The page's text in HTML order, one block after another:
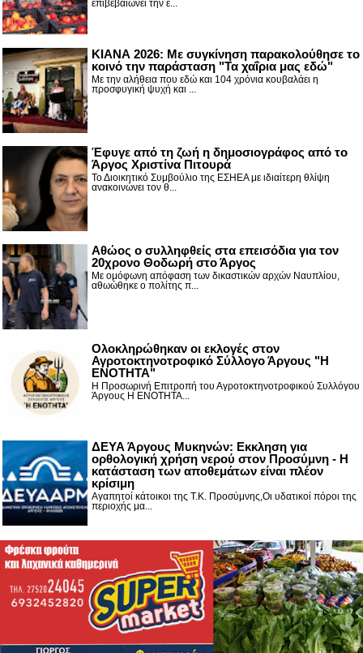
επιβεβαιώνει την έ...
ΚΙΑΝΑ 2026: Με συγκίνηση παρακολούθησε το
κοινό την παράσταση "Τα χαΐρια μας εδώ"
Με την αλήθεια που εδώ και 104 χρόνια κουβαλάει η
προσφυγική ψυχή και ...
Έφυγε από τη ζωή η δημοσιογράφος από το
Άργος Χριστίνα Πιτουρά
Το Διοικητικό Συμβούλιο της ΕΣΗΕΑ με ιδιαίτερη θλίψη
ανακοινώνει τον θ...
Αθώος ο συλληφθείς στα επεισόδια για τον
20χρονο Θοδωρή στο Άργος
Με ομόφωνη απόφαση των δικαστικών αρχών Ναυπλίου,
αθωώθηκε ο πολίτης π...
Ολοκληρώθηκαν οι εκλογές στον
Αγροτοκτηνοτροφικό Σύλλογο Άργους "Η
ΕΝΟΤΗΤΑ"
Η Προσωρινή Επιτροπή του Αγροτοκτηνοτροφικού Συλλόγου
Άργους Η ΕΝΟΤΗΤΑ...
ΔΕΥΑ Άργους Μυκηνών: Εκκληση για
ορθολογική χρήση νερού στον Προσύμνη - Η
κατάσταση των αποθεμάτων είναι πλέον
κρίσιμη
Αγαπητοί κάτοικοι της Τ.Κ. Προσύμνης,Οι υδατικοί πόροι της
περιοχής μα...